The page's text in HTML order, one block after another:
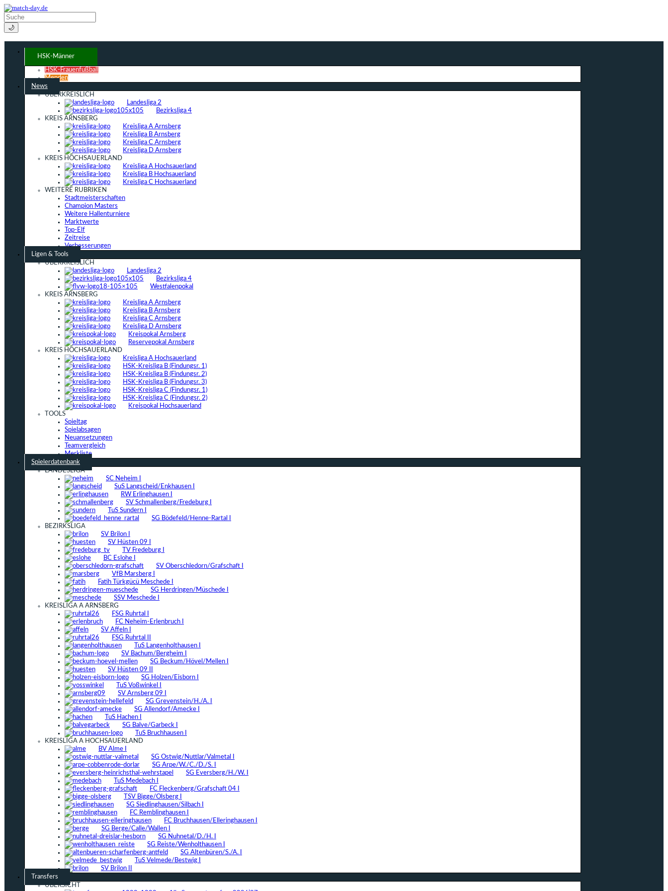
🌙
HSK-Männer
HSK-Frauenfußball
Menden
News
ÜBERKREISLICH
Landesliga 2
Bezirksliga 4
KREIS ARNSBERG
Kreisliga A Arnsberg
Kreisliga B Arnsberg
Kreisliga C Arnsberg
Kreisliga D Arnsberg
KREIS HOCHSAUERLAND
Kreisliga A Hochsauerland
Kreisliga B Hochsauerland
Kreisliga C Hochsauerland
WEITERE RUBRIKEN
Stadtmeisterschaften
Champion Masters
Weitere Hallenturniere
Marktwerte
Top-Elf
Zeitreise
Verbesserungen
Ligen & Tools
ÜBERKREISLICH
Landesliga 2
Bezirksliga 4
Westfalenpokal
KREIS ARNSBERG
Kreisliga A Arnsberg
Kreisliga B Arnsberg
Kreisliga C Arnsberg
Kreisliga D Arnsberg
Kreispokal Arnsberg
Reservepokal Arnsberg
KREIS HOCHSAUERLAND
Kreisliga A Hochsauerland
HSK-Kreisliga B (Findungsr. 1)
HSK-Kreisliga B (Findungsr. 2)
HSK-Kreisliga B (Findungsr. 3)
HSK-Kreisliga C (Findungsr. 1)
HSK-Kreisliga C (Findungsr. 2)
Kreispokal Hochsauerland
TOOLS
Spieltag
Spielabsagen
Neuansetzungen
Teamvergleich
Merkliste
Spielerdatenbank
LANDESLIGA
SC Neheim I
SuS Langscheid/Enkhausen I
RW Erlinghausen I
SV Schmallenberg/Fredeburg I
TuS Sundern I
SG Bödefeld/Henne-Rartal I
BEZIRKSLIGA
SV Brilon I
SV Hüsten 09 I
TV Fredeburg I
BC Eslohe I
SV Oberschledorn/Grafschaft I
VfB Marsberg I
Fatih Türkgücü Meschede I
SG Herdringen/Müschede I
SSV Meschede I
KREISLIGA A ARNSBERG
FSG Ruhrtal I
FC Neheim-Erlenbruch I
SV Affeln I
FSG Ruhrtal II
TuS Langenholthausen I
SV Bachum/Bergheim I
SG Beckum/Hövel/Mellen I
SV Hüsten 09 II
SG Holzen/Eisborn I
TuS Voßwinkel I
SV Arnsberg 09 I
SG Grevenstein/H./A. I
SG Allendorf/Amecke I
TuS Hachen I
SG Balve/Garbeck I
TuS Bruchhausen I
KREISLIGA A HOCHSAUERLAND
BV Alme I
SG Ostwig/Nuttlar/Valmetal I
SG Arpe/W./C./D./S. I
SG Eversberg/H./W. I
TuS Medebach I
FC Fleckenberg/Grafschaft 04 I
TSV Bigge/Olsberg I
SG Siedlinghausen/Silbach I
FC Remblinghausen I
FC Bruchhausen/Elleringhausen I
SG Berge/Calle/Wallen I
SG Nuhnetal/D./H. I
SG Reiste/Wenholthausen I
SG Altenbüren/S./A. I
TuS Velmede/Bestwig I
SV Brilon II
Transfers
ÜBERSICHT